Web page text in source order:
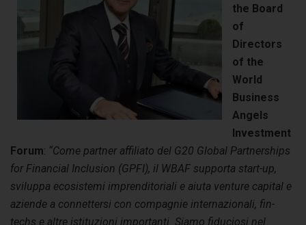
the Board
of
Directors
of the
World
Business
Angels
Investment
Forum: “Come partner affiliato del G20 Global Partnerships
for Financial Inclusion (GPFI), il WBAF supporta start-up,
sviluppa ecosistemi imprenditoriali e aiuta venture capital e
aziende a connettersi con compagnie internazionali, fin-
techs e altre istituzioni importanti. Siamo fiduciosi nel